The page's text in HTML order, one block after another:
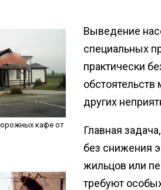
кафе от
Выведение
специальных
практически
других
Главная
без снижения
жильцов или
требуют